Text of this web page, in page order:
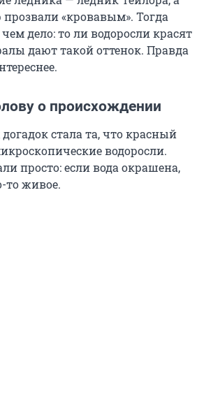
прозвали «кровавым». Тогда
дело: то ли водоросли красят
дают такой оттенок. Правда
о происхождении
стала та, что красный
водоросли.
просто: если вода окрашена,
то живое.